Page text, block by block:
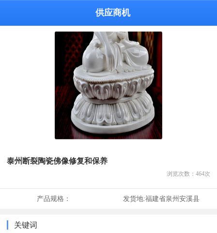
供应商机
泰州断裂陶瓷佛像修复和保养
浏览次数： 464次
产品规格： 发货地:福建省泉州安溪县
关键词